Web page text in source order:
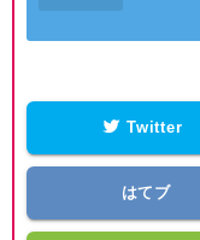
Twitter
はてブ